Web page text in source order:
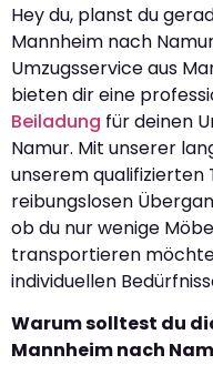
Hey du, planst du
Mannheim nach
Umzugsservice aus
bieten dir eine
Beiladung für deinen
Namur. Mit unserer
unserem qualifizierten
reibungslosen
ob du nur wenige
transportieren
individuellen
Warum solltest du
Mannheim nach